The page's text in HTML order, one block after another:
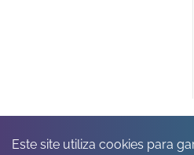
Este site utiliza cookies para